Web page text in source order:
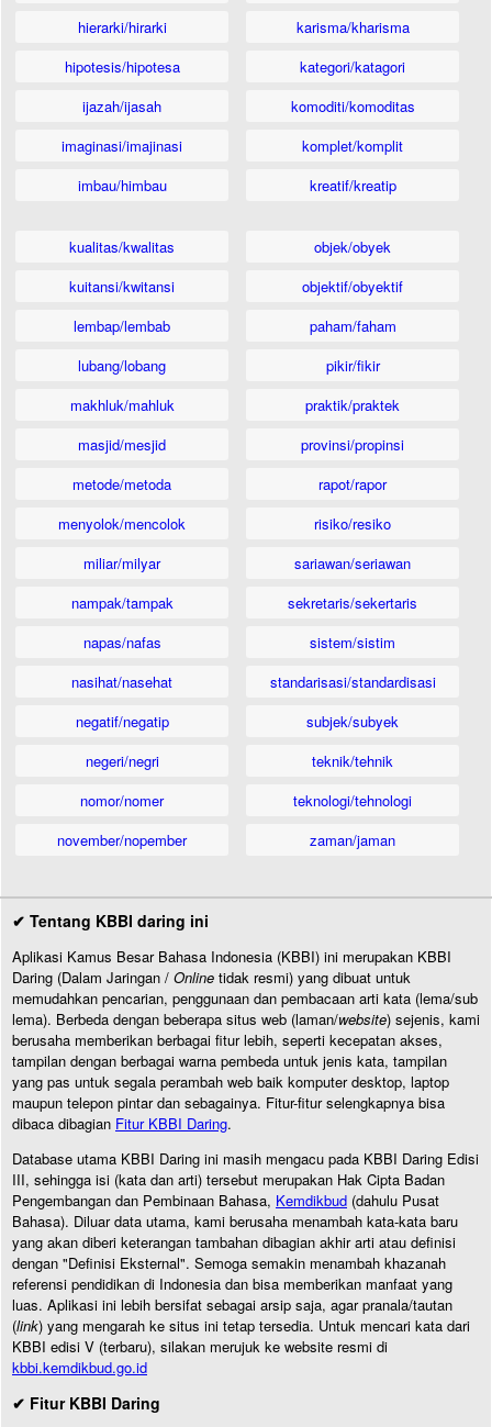
hierarki/hirarki
hipotesis/hipotesa
ijazah/ijasah
imaginasi/imajinasi
imbau/himbau
karisma/kharisma
kategori/katagori
komoditi/komoditas
komplet/komplit
kreatif/kreatip
kualitas/kwalitas
kuitansi/kwitansi
lembap/lembab
lubang/lobang
makhluk/mahluk
masjid/mesjid
metode/metoda
menyolok/mencolok
miliar/milyar
nampak/tampak
napas/nafas
nasihat/nasehat
negatif/negatip
negeri/negri
nomor/nomer
november/nopember
objek/obyek
objektif/obyektif
paham/faham
pikir/fikir
praktik/praktek
provinsi/propinsi
rapot/rapor
risiko/resiko
sariawan/seriawan
sekretaris/sekertaris
sistem/sistim
standarisasi/standardisasi
subjek/subyek
teknik/tehnik
teknologi/tehnologi
zaman/jaman
✔ Tentang KBBI daring ini
Aplikasi Kamus Besar Bahasa Indonesia (KBBI) ini merupakan KBBI
Daring (Dalam Jaringan / Online tidak resmi) yang dibuat untuk
memudahkan pencarian, penggunaan dan pembacaan arti kata (lema/sub
lema). Berbeda dengan beberapa situs web (laman/website) sejenis, kami
berusaha memberikan berbagai fitur lebih, seperti kecepatan akses,
tampilan dengan berbagai warna pembeda untuk jenis kata, tampilan
yang pas untuk segala perambah web baik komputer desktop, laptop
maupun telepon pintar dan sebagainya. Fitur-fitur selengkapnya bisa
dibaca dibagian Fitur KBBI Daring.
Database utama KBBI Daring ini masih mengacu pada KBBI Daring Edisi
III, sehingga isi (kata dan arti) tersebut merupakan Hak Cipta Badan
Pengembangan dan Pembinaan Bahasa, Kemdikbud (dahulu Pusat
Bahasa). Diluar data utama, kami berusaha menambah kata-kata baru
yang akan diberi keterangan tambahan dibagian akhir arti atau definisi
dengan "Definisi Eksternal". Semoga semakin menambah khazanah
referensi pendidikan di Indonesia dan bisa memberikan manfaat yang
luas. Aplikasi ini lebih bersifat sebagai arsip saja, agar pranala/tautan
(link) yang mengarah ke situs ini tetap tersedia. Untuk mencari kata dari
KBBI edisi V (terbaru), silakan merujuk ke website resmi di
kbbi.kemdikbud.go.id
✔ Fitur KBBI Daring